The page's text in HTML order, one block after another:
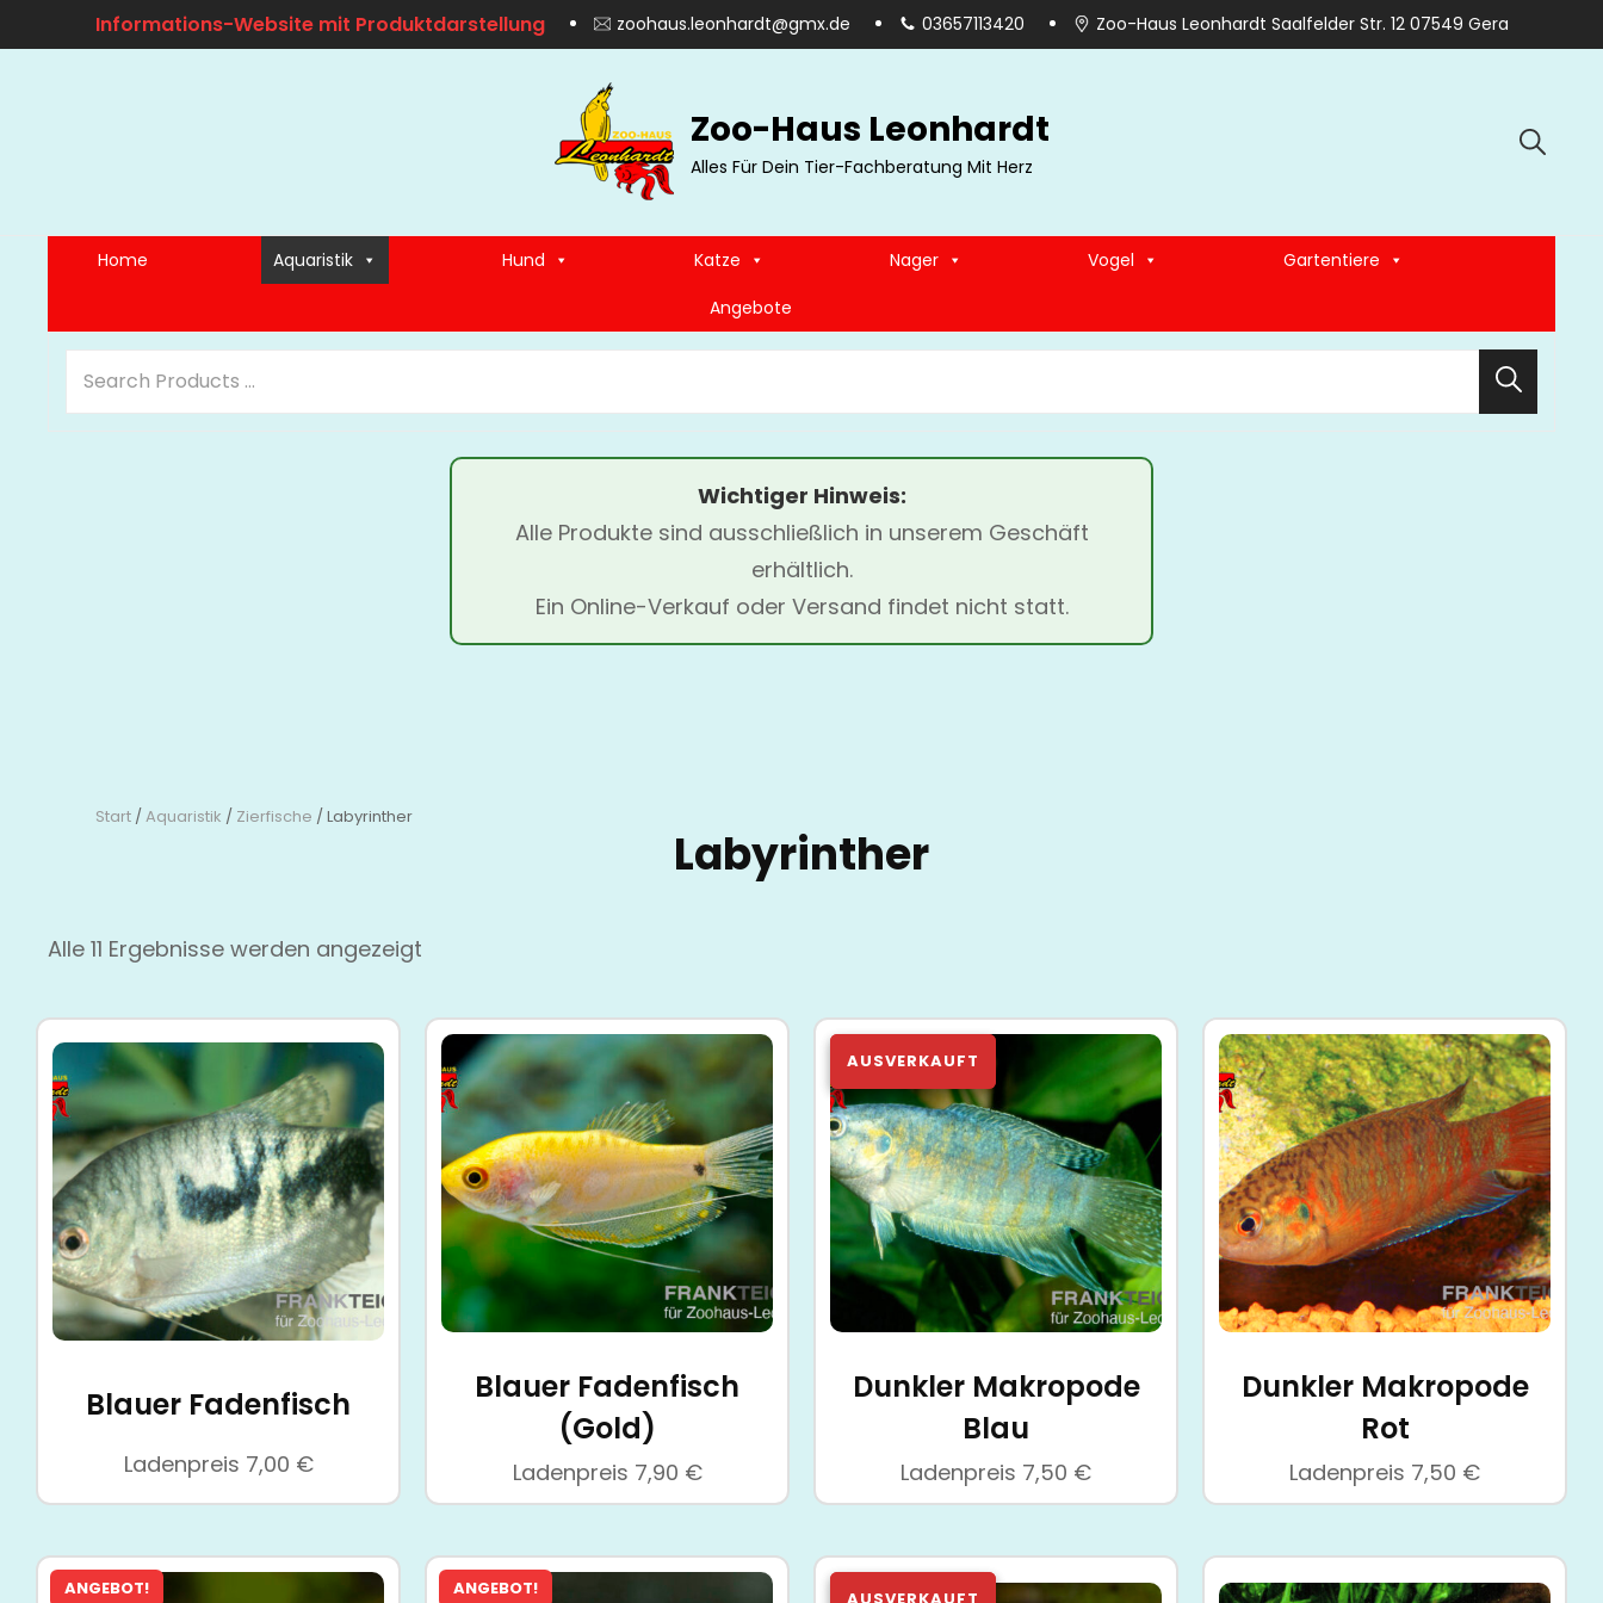
Informations-Website mit Produktdarstellung zoohaus.leonhardt@gmx.de 03657113420 Zoo-Haus Leonhardt Saalfelder Str. 12 07549 Gera
Zoo-Haus Leonhardt
Alles Für Dein Tier-Fachberatung Mit Herz
Home Aquaristik Hund Katze Nager Vogel
Gartentiere
Angebote
Wichtiger Hinweis:
Alle Produkte sind ausschließlich in unserem Geschäft
erhältlich.
Ein Online-Verkauf oder Versand findet nicht statt.
Start /Aquaristik / Zierfische / Labyrinther
Labyrinther
Alle 11 Ergebnisse werden angezeigt
Blauer Fadenfisch
Ladenpreis 7,00 €
Blauer Fadenfisch
(Gold)
Ladenpreis 7,90 €
Dunkler Makropode
Blau
Ladenpreis 7,50 €
Dunkler Makropode
Rot
Ladenpreis 7,50 €
ANGEBOT! ANGEBOT!